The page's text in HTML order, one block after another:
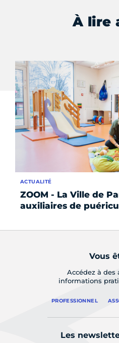
À lire
ZOOM - La Ville de
auxiliaires de
ACTUALITÉ
Vous
Accédez à des
informations
PROFESSIONNEL
Les